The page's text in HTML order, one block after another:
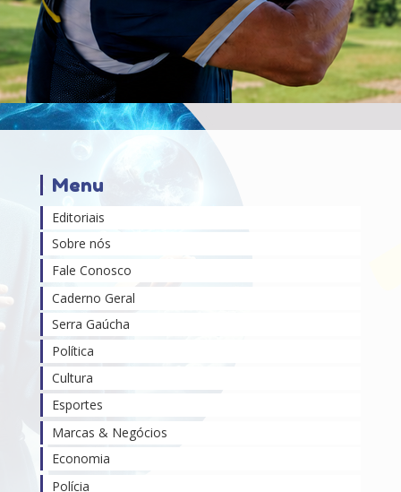
Menu
Editoriais
Sobre nós
Fale Conosco
Caderno Geral
Serra Gaúcha
Política
Cultura
Esportes
Marcas & Negócios
Economia
Polícia